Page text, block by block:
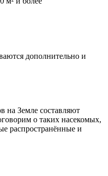
дополнительно и
на Земле составляют
о таких насекомых,
распространённые и